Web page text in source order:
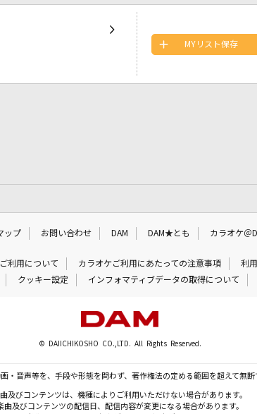
MYリスト保存
ップ お問い合わせ DAM DAM★とも カラオケ＠
利用について カラオケご利用にあたっての注意事項
利
クッキー設定 インフォマティブデータの取得について
© DAIICHIKOSHO CO.,LTD. All Rights Reserved.
・音声等を、手段や形態を問わず、著作権法の定める範囲を超えて無
及びコンテンツは、機種によりご利用いただけない場合があります。
曲及びコンテンツの配信日、配信内容が変更になる場合があります。